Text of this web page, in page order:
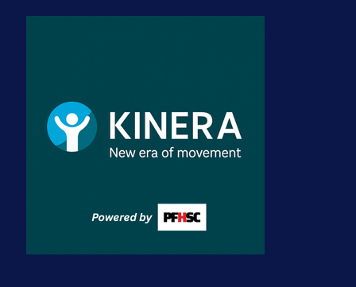
transfer!?
3 sedmica 4 dan
A Selekcija
Fudbaler Olympiacosa želi obući